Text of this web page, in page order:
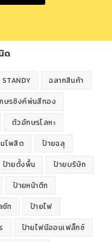
ด
STANDY
ฉลากสินค้า
ษรซิงค์พ่นสีทอง
ตัวอักษรโลหะ
โพสิต
ป้ายฉลุ
ป้ายตั้งพื้น
ป้ายบริษัท
ป้ายหน้าตึก
ชีท
ป้ายไฟ
ป้ายไฟนีออนเฟล็กซ์